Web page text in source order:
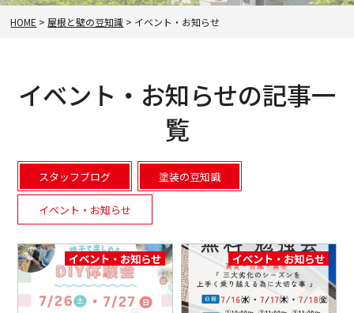
HOME > 屋根と壁の豆知識 > イベント・お知らせ
イベント・お知らせの記事一
覧
スタッフブログ 塗装の豆知識
イベント・お知らせ
イベント・お知らせ イベント・お知らせ